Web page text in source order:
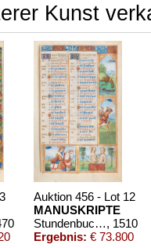
Kunst
Auktion 456 - Lot 12
MANUSKRIPTE
Stundenbuch. Paris, um 1510., 1510
Ergebnis: € 73.800